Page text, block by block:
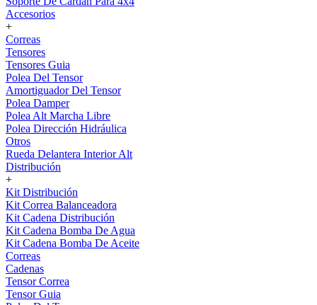
Accesorios
+
Correas
Tensores
Tensores Guia
Polea Del Tensor
Amortiguador Del Tensor
Polea Damper
Polea Alt Marcha Libre
Polea Dirección Hidráulica
Otros
Rueda Delantera Interior Alt
Distribución
+
Kit Distribución
Kit Correa Balanceadora
Kit Cadena Distribución
Kit Cadena Bomba De Agua
Kit Cadena Bomba De Aceite
Correas
Cadenas
Tensor Correa
Tensor Guia